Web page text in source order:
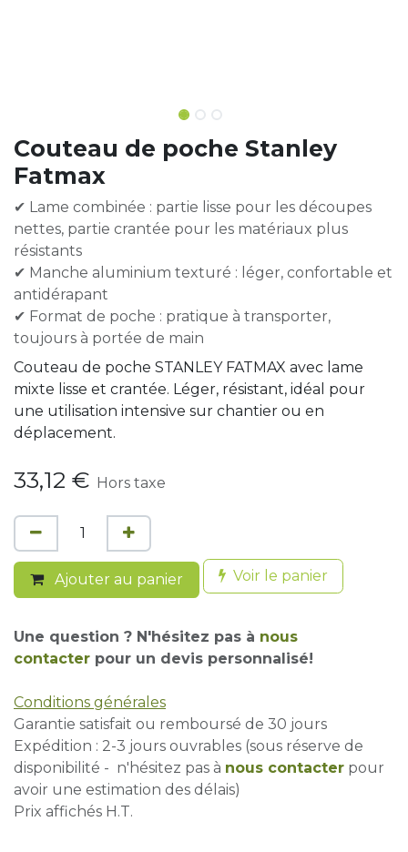
Couteau de poche Stanley
Fatmax
✔ Lame combinée : partie lisse pour les découpes
nettes, partie crantée pour les matériaux plus
résistants
✔ Manche aluminium texturé : léger, confortable et
antidérapant
✔ Format de poche : pratique à transporter,
toujours à portée de main
Couteau de poche STANLEY FATMAX avec lame
mixte lisse et crantée. Léger, résistant, idéal pour
une utilisation intensive sur chantier ou en
déplacement.
33,12 € Hors taxe
Ajouter au panier Voir le panier
Une question ? N'hésitez pas à nous
contacter pour un devis personnalisé!
Conditions générales
Garantie satisfait ou remboursé de 30 jours
Expédition : 2-3 jours ouvrables (sous réserve de
disponibilité - n'hésitez pas à nous contacter pour
avoir une estimation des délais)
Prix affichés H.T.